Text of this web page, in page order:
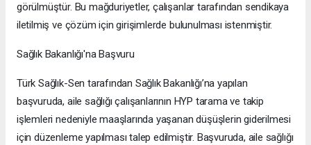
görülmüştür. Bu mağduriyetler, çalışanlar tarafından sendikaya
iletilmiş ve çözüm için girişimlerde bulunulması istenmiştir.
Sağlık Bakanlığı'na Başvuru
Türk Sağlık-Sen tarafından Sağlık Bakanlığı’na yapılan
başvuruda, aile sağlığı çalışanlarının HYP tarama ve takip
işlemleri nedeniyle maaşlarında yaşanan düşüşlerin giderilmesi
için düzenleme yapılması talep edilmiştir. Başvuruda, aile sağlığı